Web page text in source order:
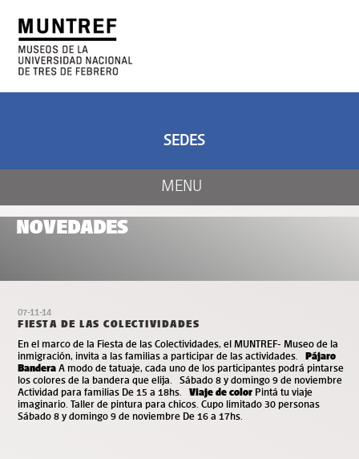
NOVEDADES
07-11-14
FIESTA DE LAS COLECTIVIDADES
En el marco de la Fiesta de las Colectividades, el MUNTREF- Museo de la
inmigración, invita a las familias a participar de las actividades. Pájaro
Bandera A modo de tatuaje, cada uno de los participantes podrá pintarse
los colores de la bandera que elija. Sábado 8 y domingo 9 de noviembre
Actividad para familias De 15 a 18hs. Viaje de color Pintá tu viaje
imaginario. Taller de pintura para chicos. Cupo limitado 30 personas
Sábado 8 y domingo 9 de noviembre De 16 a 17hs.
MENU
SEDES
CENTRO DE ARTE
Y NATURALEZA
ARTE Y CIENCIA